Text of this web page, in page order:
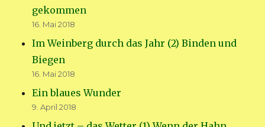
gekommen
16. Mai 2018
Im Weinberg durch das Jahr (2) Binden und
Biegen
16. Mai 2018
Ein blaues Wunder
9. April 2018